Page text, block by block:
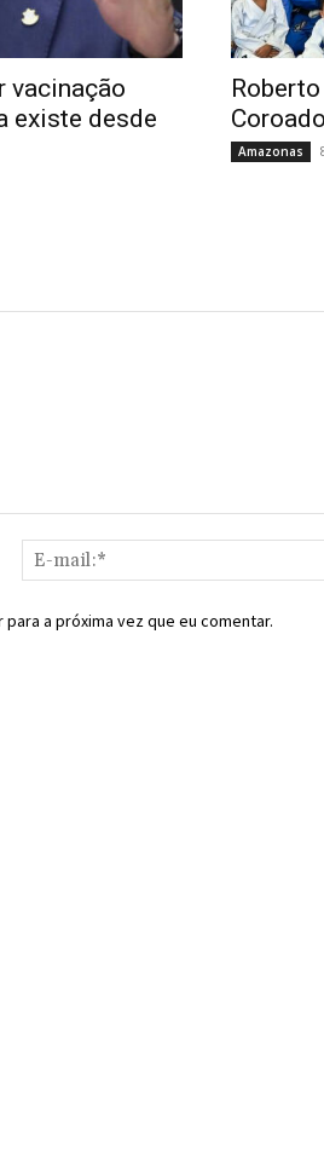
vacinação
existe desde
Amazonas
Nome:*
a próxima vez que eu comentar.